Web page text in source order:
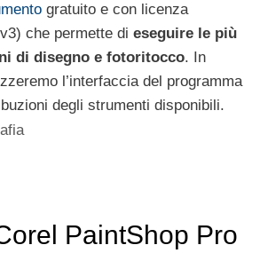
gratuito e con licenza
che permette di eseguire le più
di disegno e fotoritocco. In
l’interfaccia del programma
degli strumenti disponibili.
PaintShop Pro